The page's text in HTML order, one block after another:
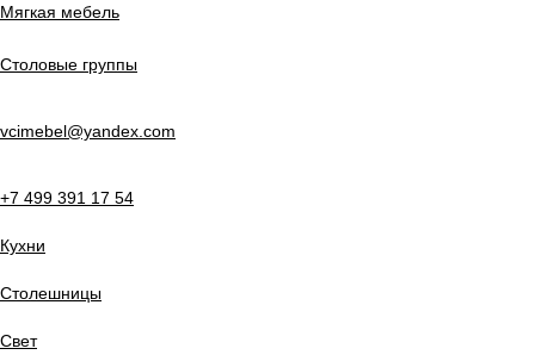
Мягкая мебель
Столовые группы
vcimebel@yandex.com
+7 499 391 17 54
Кухни
Столешницы
Свет